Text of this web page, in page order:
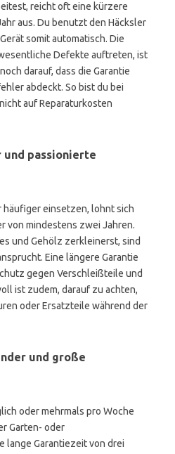
reicht oft eine kürzere
aus. Du benutzt den Häcksler
somit automatisch. Die
Defekte auftreten, ist
darauf, dass die Garantie
abdeckt. So bist du bei
auf Reparaturkosten
und passionierte
häufiger einsetzen, lohnt sich
von mindestens zwei Jahren.
und Gehölz zerkleinerst, sind
Eine längere Garantie
gegen Verschleißteile und
ist zudem, darauf zu achten,
oder Ersatzteile während der
und große
oder mehrmals pro Woche
Garten- oder
lange Garantiezeit von drei